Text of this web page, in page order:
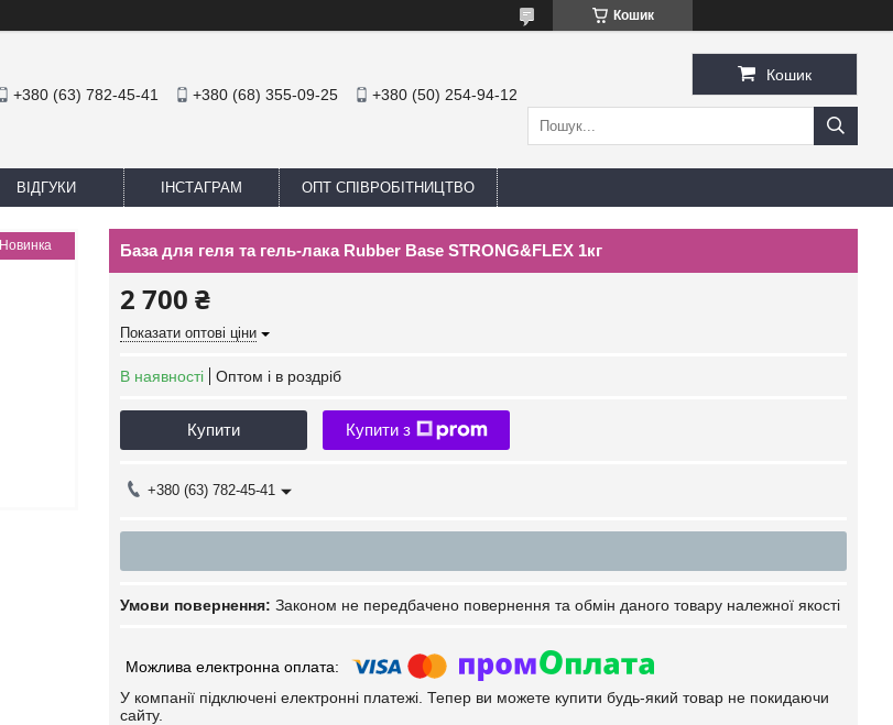
Кошик
+380 (63) 782-45-41 +380 (68) 355-09-25 +380 (50) 254-94-12
Кошик
ВІДГУКИ ІНСТАГРАМ ОПТ СПІВРОБІТНИЦТВО
Новинка База для геля та гель-лака Rubber Base STRONG&FLEX 1кг
2 700 ₴
Показати оптові ціни
В наявності Оптом і в роздріб
Купити Купити з
+380 (63) 782-45-41
Законом не передбачено повернення та обмін даного товару належної якості
У компанії підключені електронні платежі. Тепер ви можете купити будь-який товар не покидаючи
сайту.